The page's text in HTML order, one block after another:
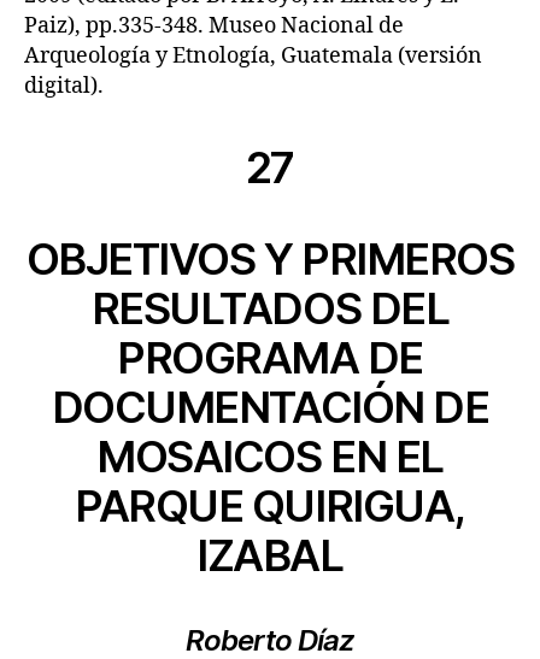
Paiz), pp.335-348. Museo Nacional de
Arqueología y Etnología, Guatemala (versión
digital).
27
OBJETIVOS Y PRIMEROS
RESULTADOS DEL
PROGRAMA DE
DOCUMENTACIÓN DE
MOSAICOS EN EL
PARQUE QUIRIGUA,
IZABAL
Roberto Díaz